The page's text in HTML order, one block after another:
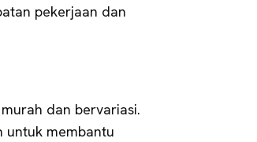
pekerjaan dan
dan bervariasi.
untuk membantu